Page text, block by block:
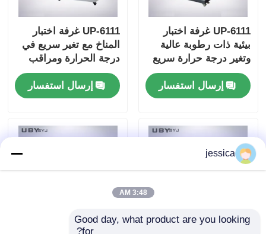
UP-6111 غرفة اختبار
بيئية ذات رطوبة عالية
وتغير درجة حرارة سريع
مع مولد بخار
إرسال استفسار
UP-6111 غرفة اختبار
المناخ مع تغير سريع في
درجة الحرارة ومراقب
قابل للبرمجة
إرسال استفسار
jessica
3:48 AM
Good day, what product are you looking
for?